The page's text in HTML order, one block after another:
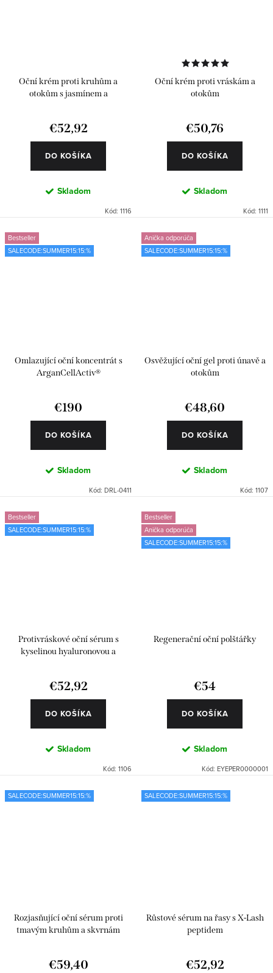
Oční krém proti kruhům a
otokům s jasmínem a
€52,92
DO KOŠÍKA
Skladom
Kód: 1116
Oční krém proti vráskám a
otokům
€50,76
DO KOŠÍKA
Skladom
Kód: 1111
Bestseller
SALECODE:SUMMER15:15:%
Omlazující oční koncentrát s
ArganCellActiv®
€190
DO KOŠÍKA
Skladom
Kód: DRL-0411
Anička odporúča
SALECODE:SUMMER15:15:%
Osvěžující oční gel proti únavě a
otokům
€48,60
DO KOŠÍKA
Skladom
Kód: 1107
Bestseller
SALECODE:SUMMER15:15:%
Protivráskové oční sérum s
kyselinou hyaluronovou a
€52,92
DO KOŠÍKA
Skladom
Kód: 1106
Bestseller
Anička odporúča
SALECODE:SUMMER15:15:%
Regenerační oční polštářky
€54
DO KOŠÍKA
Skladom
Kód: EYEPER0000001
SALECODE:SUMMER15:15:%
Rozjasňující oční sérum proti
tmavým kruhům a skvrnám
€59,40
SALECODE:SUMMER15:15:%
Růstové sérum na řasy s X-Lash
peptidem
€52,92